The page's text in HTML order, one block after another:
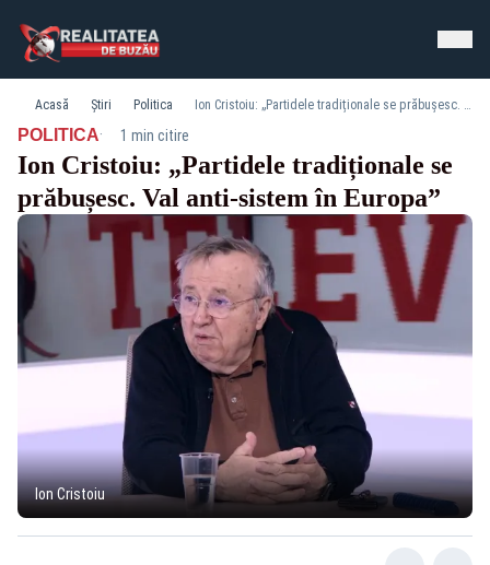
Acasă Știri Politica Ion Cristoiu: „Partidele tradiționale se prăbușesc. Val anti-sistem în Europa”
POLITICA· 1 min citire
Ion Cristoiu: „Partidele tradiționale se
prăbușesc. Val anti-sistem în Europa”
Ion Cristoiu